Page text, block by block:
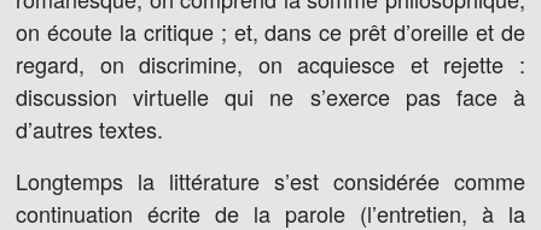
on écoute la critique ; et, dans ce prêt d’oreille et de
regard, on discrimine, on acquiesce et rejette :
discussion virtuelle qui ne s’exerce pas face à
d’autres textes.
Longtemps la littérature s’est considérée comme
continuation écrite de la parole (l’entretien, à la